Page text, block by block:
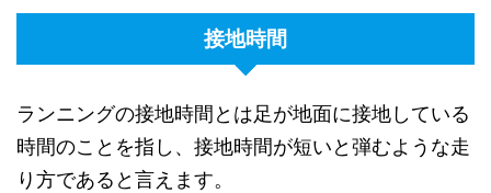
接地時間
ランニングの接地時間とは足が地面に接地している
時間のことを指し、接地時間が短いと弾むような走
り方であると言えます。